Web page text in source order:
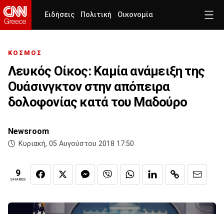
Ειδήσεις Πολιτική Οικονομία
ΚΟΣΜΟΣ
Λευκός Οίκος: Καμία ανάμειξη της
Ουάσινγκτον στην απόπειρα
δολοφονίας κατά του Μαδούρο
Newsroom
Κυριακή, 05 Αυγούστου 2018 17:50
9
SHARES